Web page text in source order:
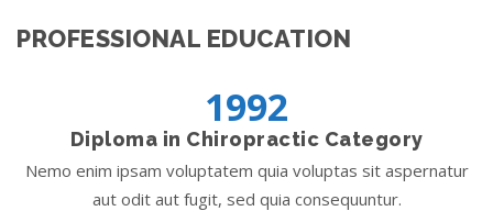
PROFESSIONAL EDUCATION
1992
Diploma in Chiropractic Category
Nemo enim ipsam voluptatem quia voluptas sit aspernatur
aut odit aut fugit, sed quia consequuntur.